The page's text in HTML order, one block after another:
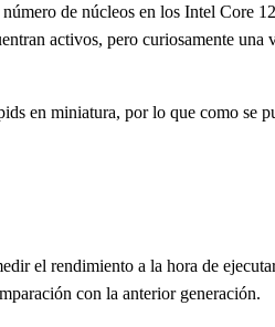
de núcleos en los Intel Core
activos, pero curiosamente una
en miniatura, por lo que como se
el rendimiento a la hora de
con la anterior generación.